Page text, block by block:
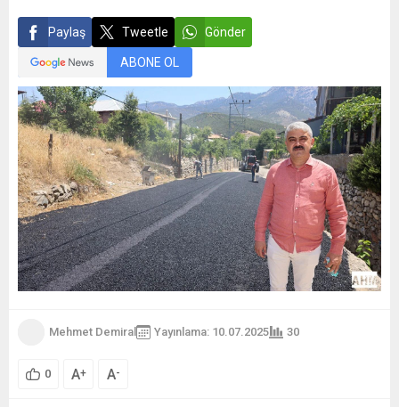
Paylaş Tweetle Gönder
ABONE OL
Mehmet Demiral Yayınlama: 10.07.2025 30
0 A+ A-